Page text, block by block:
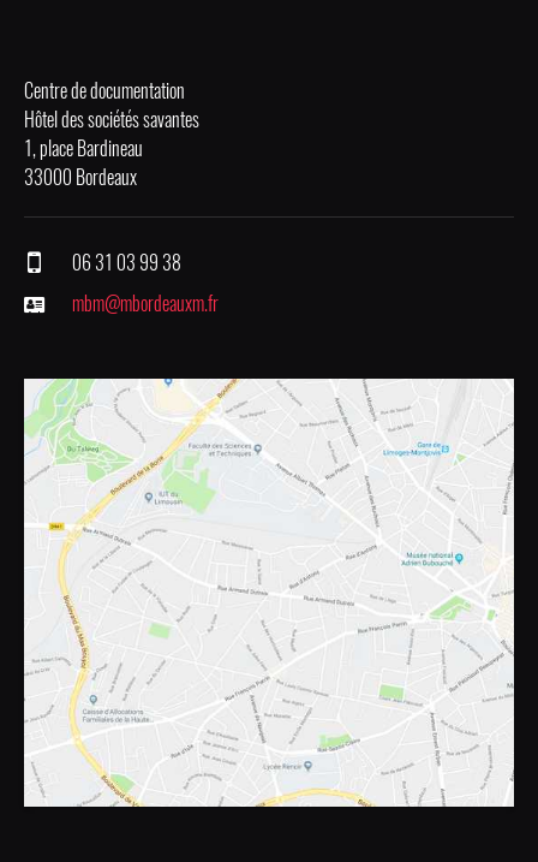
Centre de documentation
Hôtel des sociétés savantes
1, place Bardineau
33000 Bordeaux
06 31 03 99 38
mbm@mbordeauxm.fr